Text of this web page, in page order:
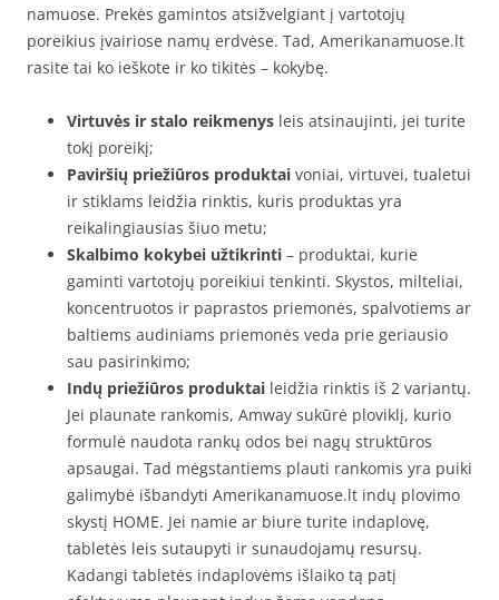
namuose. Prekės gamintos atsižvelgiant į vartotojų
poreikius įvairiose namų erdvėse. Tad, Amerikanamuose.lt
rasite tai ko ieškote ir ko tikitės – kokybę.
Virtuvės ir stalo reikmenys leis atsinaujinti, jei turite
tokį poreikį;
Paviršių priežiūros produktai voniai, virtuvei, tualetui
ir stiklams leidžia rinktis, kuris produktas yra
reikalingiausias šiuo metu;
Skalbimo kokybei užtikrinti – produktai, kurie
gaminti vartotojų poreikiui tenkinti. Skystos, milteliai,
koncentruotos ir paprastos priemonės, spalvotiems ar
baltiems audiniams priemonės veda prie geriausio
sau pasirinkimo;
Indų priežiūros produktai leidžia rinktis iš 2 variantų.
Jei plaunate rankomis, Amway sukūrė ploviklį, kurio
formulė naudota rankų odos bei nagų struktūros
apsaugai. Tad mėgstantiems plauti rankomis yra puiki
galimybė išbandyti Amerikanamuose.lt indų plovimo
skystį HOME. Jei namie ar biure turite indaplovę,
tabletės leis sutaupyti ir sunaudojamų resursų.
Kadangi tabletės indaplovėms išlaiko tą patį